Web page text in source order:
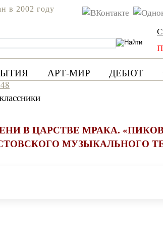
в 2002 году
АРТ-МИР ДЕБЮТ
В ЦАРСТВЕ МРАКА.
МУЗЫКАЛЬНОГО